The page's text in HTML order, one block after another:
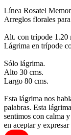
Línea Rosatel
Arreglos florales
Alt. con trípode 1.20
Lágrima en trípode
Sólo lágrima.
Alto 30 cms.
Largo 80 cms.
Esta lágrima nos
palabras. Esta
sentimos con calma
en aceptar y